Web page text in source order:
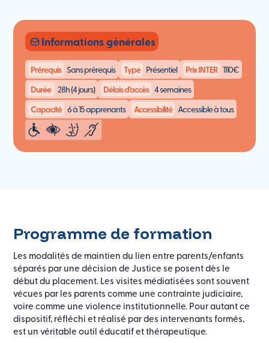
Informations générales
Prérequis Sans prérequis Type Présentiel Prix INTER 1110€
Durée 28h (4 jours) Délais d'accès 4 semaines
Capacité 6 à 15 apprenants Accessibilité Accessible à tous
Programme de formation
Les modalités de maintien du lien entre parents/enfants
séparés par une décision de Justice se posent dès le
début du placement. Les visites médiatisées sont souvent
vécues par les parents comme une contrainte judiciaire,
voire comme une violence institutionnelle. Pour autant ce
dispositif, réfléchi et réalisé par des intervenants formés,
est un véritable outil éducatif et thérapeutique.